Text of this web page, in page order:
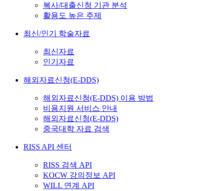
복사/대출신청 기관 분석
활용도 높은 주제
최신/인기 학술자료
최신자료
인기자료
해외자료신청(E-DDS)
해외자료신청(E-DDS) 이용 방법
비용지원 서비스 안내
해외자료신청(E-DDS)
중국대학 자료 검색
RISS API 센터
RISS 검색 API
KOCW 강의정보 API
WILL 연계 API